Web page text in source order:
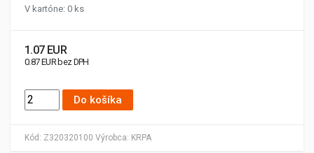
Kód: Z320320100 Výrobca: KRPA
V kartóne: 0 ks
1.07 EUR
0.87 EUR bez DPH
Do košíka